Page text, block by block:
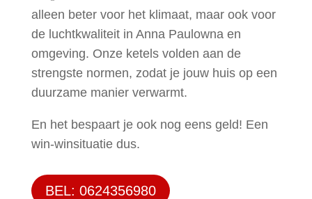
alleen beter voor het klimaat, maar ook voor
de luchtkwaliteit in Anna Paulowna en
omgeving. Onze ketels volden aan de
strengste normen, zodat je jouw huis op een
duurzame manier verwarmt.
En het bespaart je ook nog eens geld! Een
win-winsituatie dus.
BEL: 0624356980